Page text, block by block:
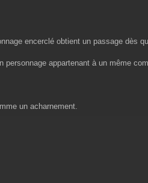
encerclé obtient un passage dès
appartenant à un même
un acharnement.